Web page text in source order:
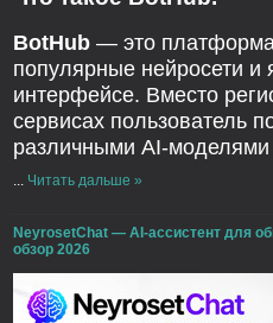
BotHub — это
популярные нейросети
интерфейсе. Вместо
сервисах пользователь
различными AI-
... Читать дальше »
NeyrosetChat — AI-ассистент для
обзор 2026